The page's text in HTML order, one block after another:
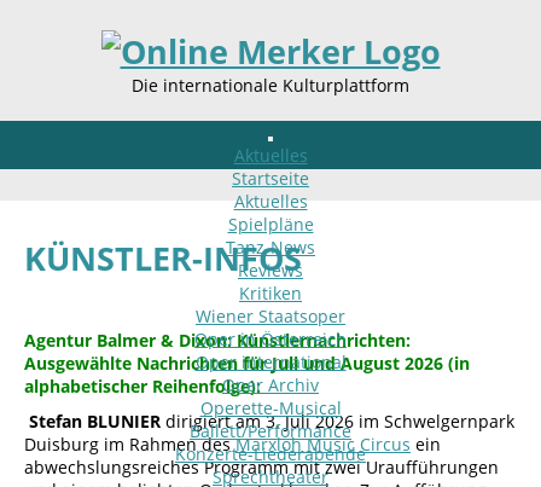
Die internationale Kulturplattform
Aktuelles
Startseite
Aktuelles
Spielpläne
Tanz-News
Reviews
Kritiken
Wiener Staatsoper
Oper in Österreich
Oper international
Oper Archiv
Operette-Musical
Ballett/Performance
Konzerte-Liederabende
Sprechtheater
KÜNSTLER-INFOS
Agentur Balmer & Dixon: Künstlernachrichten:
Ausgewählte Nachrichten für Juli und August 2026 (in
alphabetischer Reihenfolge):
Stefan BLUNIER dirigiert am 3. Juli 2026 im Schwelgernpark
Duisburg im Rahmen desMarxloh Music Circus ein
abwechslungsreiches Programm mit zwei Uraufführungen